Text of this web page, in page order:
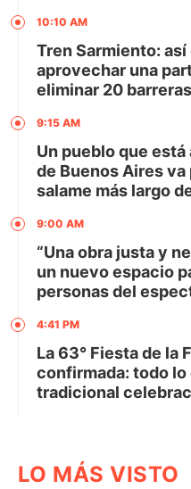
10:10 AM
Tren Sarmiento:
aprovechar una
eliminar 20 barreras
9:15 AM
Un pueblo que está
de Buenos Aires
salame más largo
9:00 AM
“Una obra justa y
un nuevo espacio
personas del
4:41 PM
La 63° Fiesta de la
confirmada: todo lo
tradicional
LO MÁS VISTO